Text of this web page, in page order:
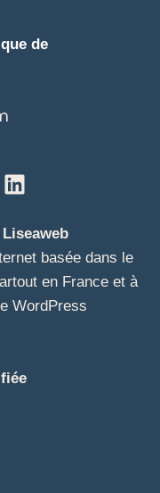
de
basée dans le
en France et à
WordPress